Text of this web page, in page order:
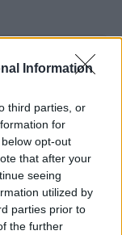
Information
third parties, or
for
opt-out
that after your
seeing
utilized by
parties prior to
the further